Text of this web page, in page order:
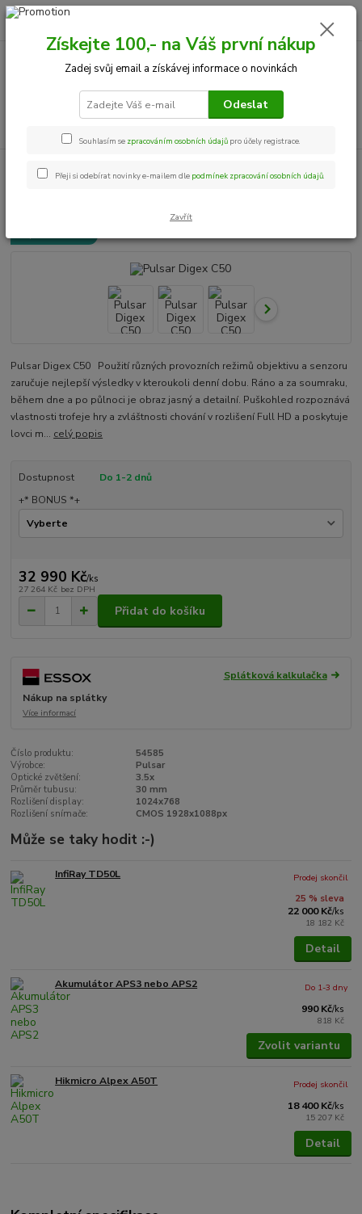
+420 534 534 863
0,00 Kč
Pulsar Digex C50 Použití různých provozních režimů objektivu a senzoru
zaručuje nejlepší výsledky v kteroukoli denní dobu. Ráno a za soumraku,
během dne a po půlnoci je obraz jasný a detailní. Puškohled rozpoznává
vlastnosti trofeje hry a zvláštnosti chování v rozlišení Full HD a poskytuje
lovci m... celý popis
Dostupnost
Do 1-2 dnů
+* BONUS *+
32 990 Kč/ks
27 264 Kč bez DPH
Přidat do košíku
Splátková kalkulačka
Nákup na splátky
Více informací
Číslo produktu:
54585
Výrobce:
Pulsar
Optické zvětšení:
3.5x
Průměr tubusu:
30 mm
Rozlišení display:
1024x768
Rozlišení snímače:
CMOS 1928x1088px
Může se taky hodit :-)
InfiRay TD50L
25 % sleva
22 000 Kč/ks
18 182 Kč
Prodej skončil
Detail
Akumulátor APS3 nebo APS2
990 Kč/ks
818 Kč
Do 1-3 dny
Zvolit variantu
Hikmicro Alpex A50T
18 400 Kč/ks
15 207 Kč
Prodej skončil
Detail
Získejte 100,- na Váš první nákup
Zadej svůj email a získávej informace o novinkách
Odeslat
Souhlasím se zpracováním osobních údajů pro účely registrace.
Přeji si odebírat novinky e-mailem dle podmínek zpracování osobních údajů.
Zavřít